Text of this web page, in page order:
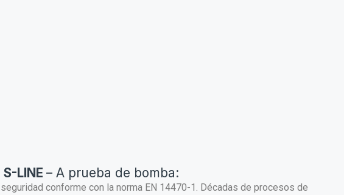
LINE – A prueba de bomba:
conforme con la norma EN 14470-1. Décadas de procesos de